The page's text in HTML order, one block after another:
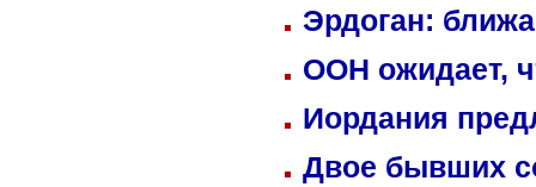
Эрдоган:
ООН ожидает,
Иордания
Двое бывших